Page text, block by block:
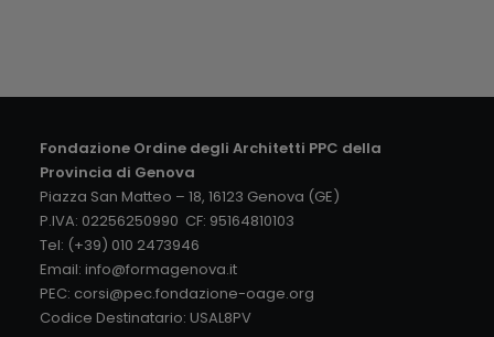
Fondazione Ordine degli Architetti PPC della
Provincia di Genova
Piazza San Matteo – 18, 16123 Genova (GE)
P.IVA: 02256250990 CF: 95164810103
Tel: (+39) 010 2473946
Email: info@formagenova.it
PEC: corsi@pec.fondazione-oage.org
Codice Destinatario: USAL8PV